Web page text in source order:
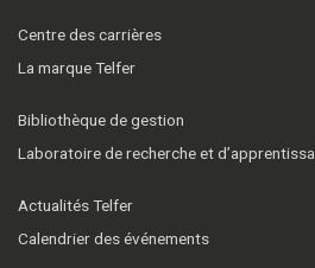
Centre des carrières
La marque Telfer
Bibliothèque de gestion
Laboratoire de recherche et
Actualités Telfer
Calendrier des événements